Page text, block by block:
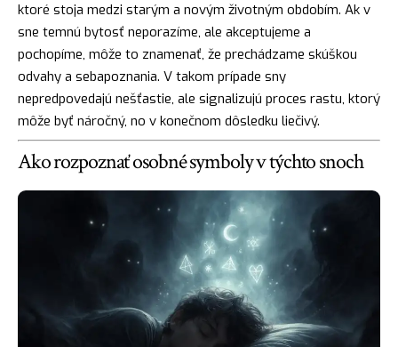
ktoré stoja medzi starým a novým životným obdobím. Ak v
sne temnú bytosť neporazíme, ale akceptujeme a
pochopíme, môže to znamenať, že prechádzame skúškou
odvahy a sebapoznania. V takom prípade sny
nepredpovedajú nešťastie, ale signalizujú proces rastu, ktorý
môže byť náročný, no v konečnom dôsledku liečivý.
Ako rozpoznať osobné symboly v týchto snoch